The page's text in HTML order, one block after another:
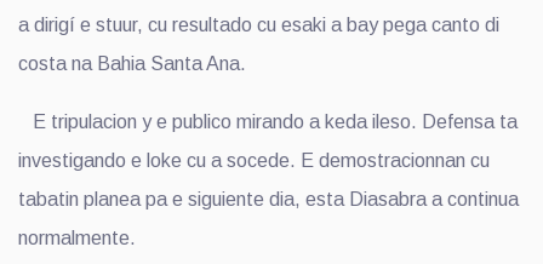
a dirigí e stuur, cu resultado cu esaki a bay pega canto di
costa na Bahia Santa Ana.
E tripulacion y e publico mirando a keda ileso. Defensa ta
investigando e loke cu a socede. E demostracionnan cu
tabatin planea pa e siguiente dia, esta Diasabra a continua
normalmente.